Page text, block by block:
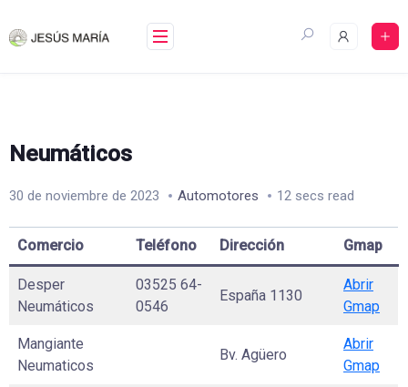
to
Neumáticos
30 de noviembre de 2023 Automotores 12 secs read
Comercio Teléfono Dirección Gmap
Desper
Neumáticos
03525 64-
0546
España 1130
Abrir
Gmap
Mangiante
Neumaticos
Bv. Agüero
Abrir
Gmap